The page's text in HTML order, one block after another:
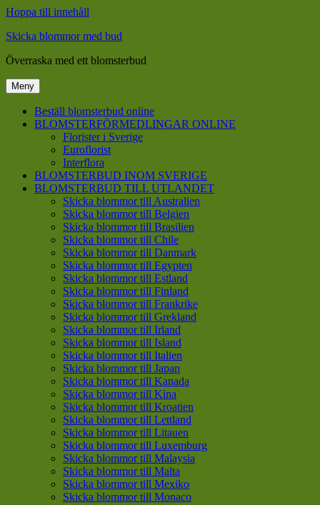
Hoppa till innehåll
Skicka blommor med bud
Överraska med ett blomsterbud
Meny
Beställ blomsterbud online
BLOMSTERFÖRMEDLINGAR ONLINE
Florister i Sverige
Euroflorist
Interflora
BLOMSTERBUD INOM SVERIGE
BLOMSTERBUD TILL UTLANDET
Skicka blommor till Australien
Skicka blommor till Belgien
Skicka blommor till Brasilien
Skicka blommor till Chile
Skicka blommor till Danmark
Skicka blommor till Egypten
Skicka blommor till Estland
Skicka blommor till Finland
Skicka blommor till Frankrike
Skicka blommor till Grekland
Skicka blommor till Irland
Skicka blommor till Island
Skicka blommor till Italien
Skicka blommor till Japan
Skicka blommor till Kanada
Skicka blommor till Kina
Skicka blommor till Kroatien
Skicka blommor till Lettland
Skicka blommor till Litauen
Skicka blommor till Luxemburg
Skicka blommor till Malaysia
Skicka blommor till Malta
Skicka blommor till Mexiko
Skicka blommor till Monaco